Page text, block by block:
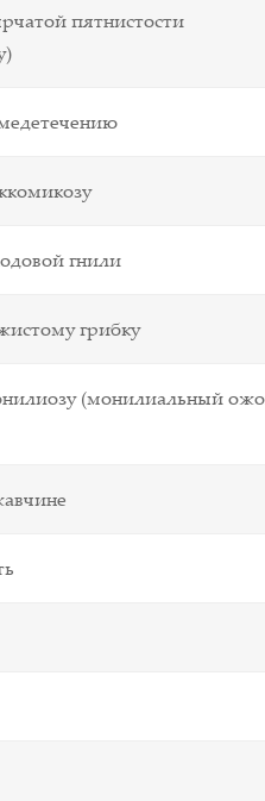
пятнистости
гнили
грибку
(монилиальный